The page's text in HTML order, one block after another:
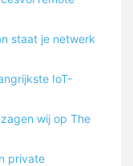
staat je netwerk
IoT-
wij op The
private